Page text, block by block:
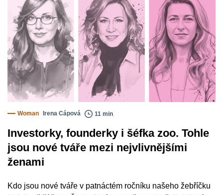
Woman Irena Cápová 11 min
Investorky, founderky i šéfka zoo. Tohle
jsou nové tváře mezi nejvlivnějšími
ženami
Kdo jsou nové tváře v patnáctém ročníku našeho žebříčku